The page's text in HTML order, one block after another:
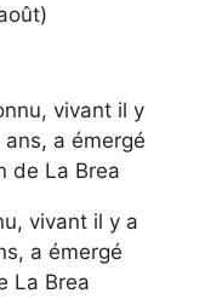
vivant il y a
a émergé
La Brea